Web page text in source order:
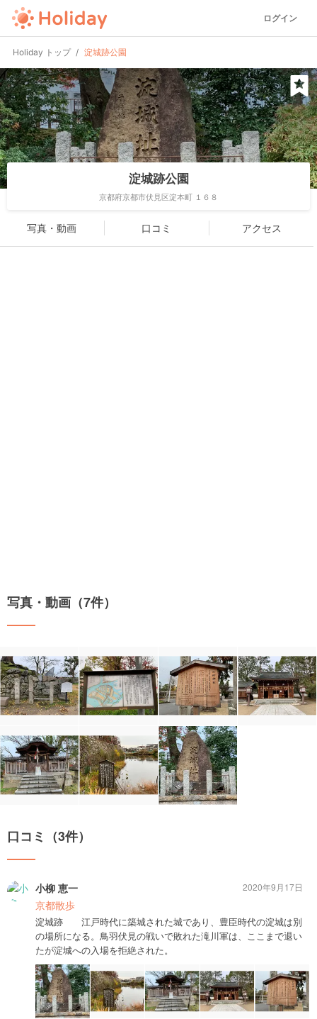
ログイン
Holiday トップ 淀城跡公園
淀城跡公園
京都府京都市伏見区淀本町 １６８
写真・動画 口コミ アクセス
写真・動画（7件）
口コミ（3件）
小柳 恵一
京都散歩
淀城跡 江戸時代に築城された城であり、豊臣時代の淀城は別
の場所になる。鳥羽伏見の戦いで敗れた滝川軍は、ここまで退い
たが淀城への入場を拒絶された。
2020年9月17日